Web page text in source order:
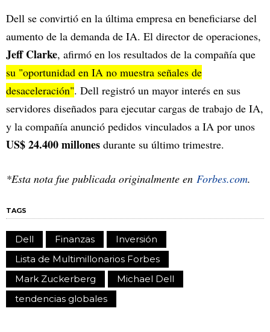
Dell se convirtió en la última empresa en beneficiarse del
aumento de la demanda de IA. El director de operaciones,
Jeff Clarke, afirmó en los resultados de la compañía que
su "oportunidad en IA no muestra señales de
desaceleración". Dell registró un mayor interés en sus
servidores diseñados para ejecutar cargas de trabajo de IA,
y la compañía anunció pedidos vinculados a IA por unos
US$ 24.400 millones durante su último trimestre.
*Esta nota fue publicada originalmente en Forbes.com.
TAGS
Dell Finanzas
Inversión
Lista de Multimillonarios Forbes
Mark Zuckerberg
Michael Dell
tendencias globales